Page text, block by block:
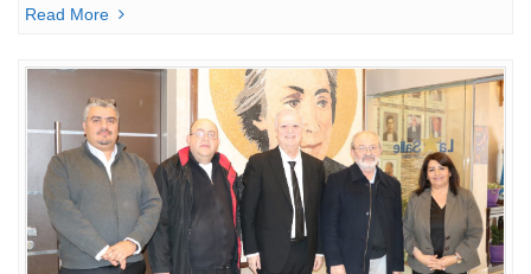
Read More